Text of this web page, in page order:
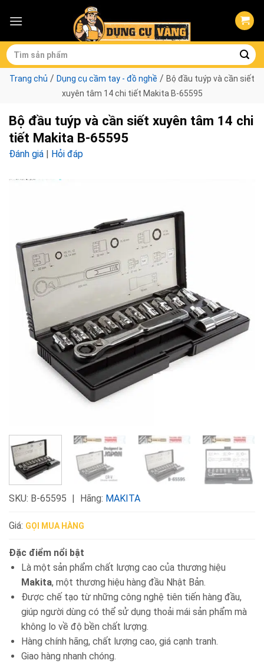
Tìm
kiếm:
Trang chủ / Dụng cụ cầm tay - đồ nghề / Bộ đầu tuýp và cần siết
xuyên tâm 14 chi tiết Makita B-65595
Bộ đầu tuýp và cần siết xuyên tâm 14 chi
tiết Makita B-65595
Đánh giá | Hỏi đáp
SKU: B-65595 Hãng: MAKITA
Giá: GỌI MUA HÀNG
Đặc điểm nổi bật
Là một sản phẩm chất lượng cao của thương hiệu
Makita, một thương hiệu hàng đầu Nhật Bản.
Được chế tạo từ những công nghệ tiên tiến hàng đầu,
giúp người dùng có thể sử dụng thoải mái sản phẩm mà
không lo về độ bền chất lượng.
Hàng chính hãng, chất lượng cao, giá cạnh tranh.
Giao hàng nhanh chóng.